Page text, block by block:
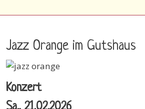
Jazz Orange im Gutshaus
Konzert